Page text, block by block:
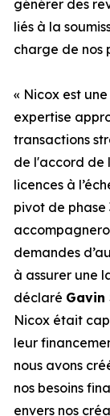
générer des
liés à la
charge de nos
« Nicox est
expertise
transactions
de l'accord de
licences à
pivot de phase
demandes
à assurer une
déclaré Gavin
Nicox était
leur
nous avons
nos besoins
envers nos